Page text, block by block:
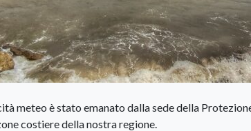
meteo è stato emanato dalla sede della
costiere della nostra regione.